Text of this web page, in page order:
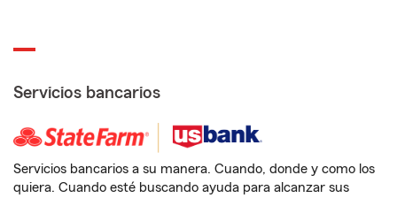
Servicios bancarios
Servicios bancarios a su manera. Cuando, donde y como los
quiera. Cuando esté buscando ayuda para alcanzar sus